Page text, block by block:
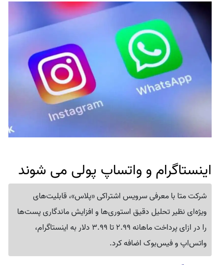
اینستاگرام و واتساپ پولی می شوند
شرکت متا با معرفی سرویس اشتراکی «پلاس»، قابلیت‌های
ویژه‌ای نظیر تحلیل دقیق استوری‌ها و افزایش ماندگاری پست‌ها
را در ازای پرداخت ماهانه 2.99 تا 3.99 دلار به اینستاگرام،
واتس‌اپ و فیس‌بوک اضافه کرد.